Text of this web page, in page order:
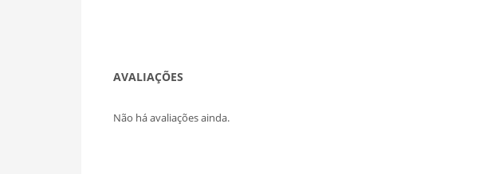
AVALIAÇÕES
Não há avaliações ainda.